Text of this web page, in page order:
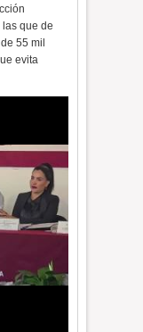
que de
55 mil
evita